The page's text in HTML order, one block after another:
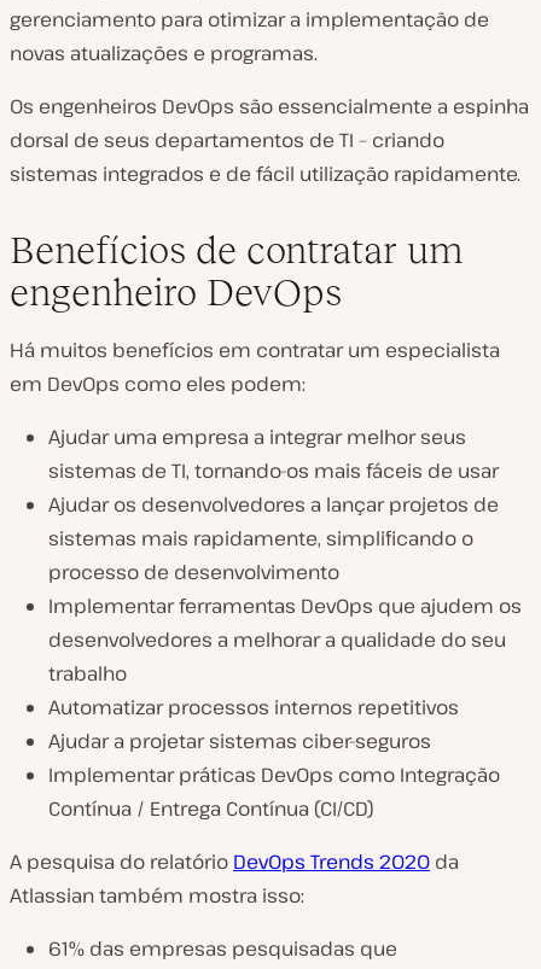
gerenciamento para otimizar a implementação de
novas atualizações e programas.
Os engenheiros DevOps são essencialmente a espinha
dorsal de seus departamentos de TI – criando
sistemas integrados e de fácil utilização rapidamente.
Benefícios de contratar um
engenheiro DevOps
Há muitos benefícios em contratar um especialista
em DevOps como eles podem:
Ajudar uma empresa a integrar melhor seus
sistemas de TI, tornando-os mais fáceis de usar
Ajudar os desenvolvedores a lançar projetos de
sistemas mais rapidamente, simplificando o
processo de desenvolvimento
Implementar ferramentas DevOps que ajudem os
desenvolvedores a melhorar a qualidade do seu
trabalho
Automatizar processos internos repetitivos
Ajudar a projetar sistemas ciber-seguros
Implementar práticas DevOps como Integração
Contínua / Entrega Contínua (CI/CD)
A pesquisa do relatório DevOps Trends 2020 da
Atlassian também mostra isso:
61% das empresas pesquisadas que